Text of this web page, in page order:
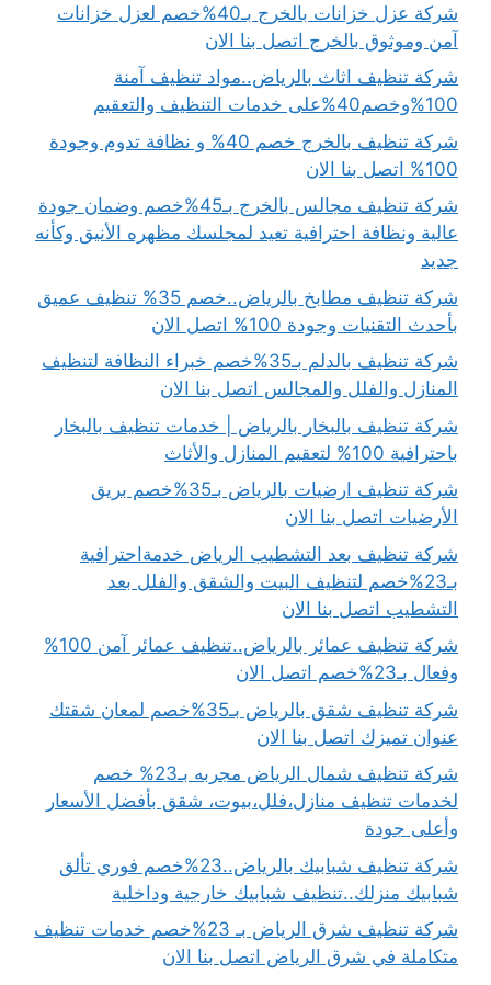
شركة عزل خزانات بالخرج بـ40%خصم لعزل خزانات
آمن وموثوق بالخرج اتصل بنا الان
شركة تنظيف اثاث بالرياض..مواد تنظيف آمنة
100%وخصم40%على خدمات التنظيف والتعقيم
شركة تنظيف بالخرج خصم 40% و نظافة تدوم وجودة
100% اتصل بنا الان
شركة تنظيف مجالس بالخرج بـ45%خصم وضمان جودة
عالية ونظافة احترافية تعيد لمجلسك مظهره الأنيق وكأنه
جديد
شركة تنظيف مطابخ بالرياض..خصم 35% تنظيف عميق
بأحدث التقنيات وجودة 100% اتصل الان
شركة تنظيف بالدلم بـ35%خصم خبراء النظافة لتنظيف
المنازل والفلل والمجالس اتصل بنا الان
شركة تنظيف بالبخار بالرياض | خدمات تنظيف بالبخار
باحترافية 100% لتعقيم المنازل والأثاث
شركة تنظيف ارضيات بالرياض بـ35%خصم بريق
الأرضيات اتصل بنا الان
شركة تنظيف بعد التشطيب الرياض خدمةاحترافية
بـ23%خصم لتنظيف البيت والشقق والفلل بعد
التشطيب اتصل بنا الان
شركة تنظيف عمائر بالرياض..تنظيف عمائر آمن 100%
وفعال بـ23%خصم اتصل الان
شركة تنظيف شقق بالرياض بـ35%خصم لمعان شقتك
عنوان تميزك اتصل بنا الان
شركة تنظيف شمال الرياض مجربه بـ23% خصم
لخدمات تنظيف منازل،فلل،بيوت، شقق بأفضل الأسعار
وأعلى جودة
شركة تنظيف شبابيك بالرياض..23%خصم فوري تألق
شبابيك منزلك..تنظيف شبابيك خارجية وداخلية
شركة تنظيف شرق الرياض بـ 23%خصم خدمات تنظيف
متكاملة في شرق الرياض اتصل بنا الان